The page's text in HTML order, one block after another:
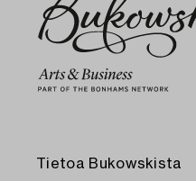
Tietoa Bukowskista